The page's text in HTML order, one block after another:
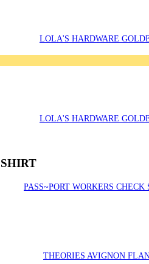
LOLA'S HARDWARE
LOLA'S HARDWARE
PASS~PORT WORKERS
THEORIES AVIGNON